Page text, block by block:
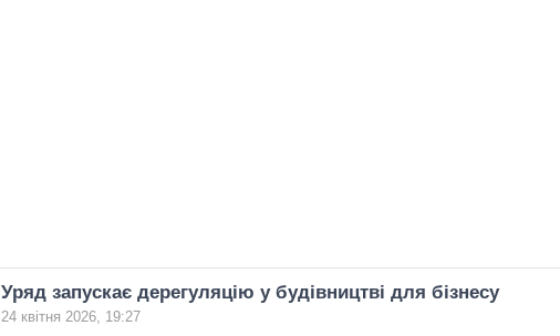
Уряд запускає дерегуляцію у будівництві для бізнесу
24 квітня 2026, 19:27